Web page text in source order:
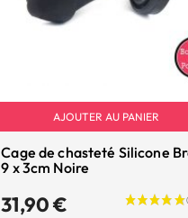
AJOUTER AU PANIER
Cage de chasteté Silicone
9 x 3cm Noire
31,90 €